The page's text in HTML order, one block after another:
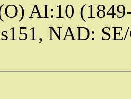
AI:10
NAD: